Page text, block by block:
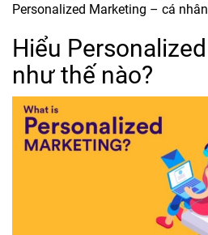
Personalized Marketing – cá
Hiểu
như thế nào?